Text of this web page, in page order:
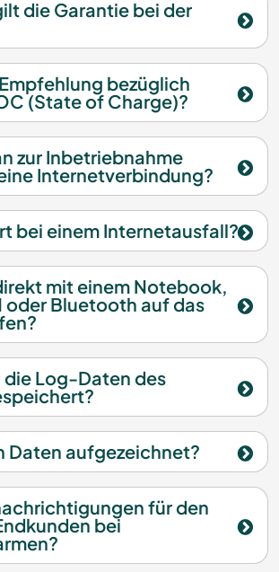
die Garantie bei der
bezüglich
(State of Charge)?
zur Inbetriebnahme
Internetverbindung?
bei einem Internetausfall?
mit einem Notebook,
oder Bluetooth auf das
die Log-Daten des
Daten aufgezeichnet?
für den
bei